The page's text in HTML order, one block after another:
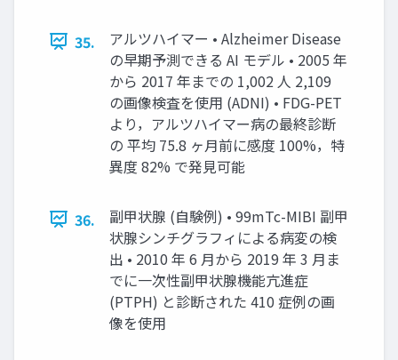
35.
アルツハイマー • Alzheimer Disease
の早期予測できる AI モデル • 2005 年
から 2017 年までの 1,002 ⼈ 2,109
の画像検査を使⽤ (ADNI) • FDG-PET
より，アルツハイマー病の最終診断
の 平均 75.8 ヶ⽉前に感度 100%，特
異度 82% で発⾒可能
36.
副甲状腺 (⾃験例) • 99mTc-MIBI 副甲
状腺シンチグラフィによる病変の検
出 • 2010 年 6 ⽉から 2019 年 3 ⽉ま
でに⼀次性副甲状腺機能亢進症
(PTPH) と診断された 410 症例の画
像を使⽤